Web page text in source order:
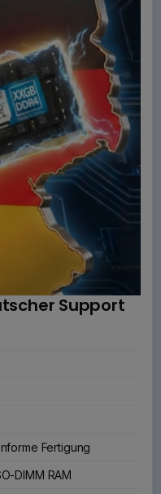
Support
Fertigung
DIMM RAM